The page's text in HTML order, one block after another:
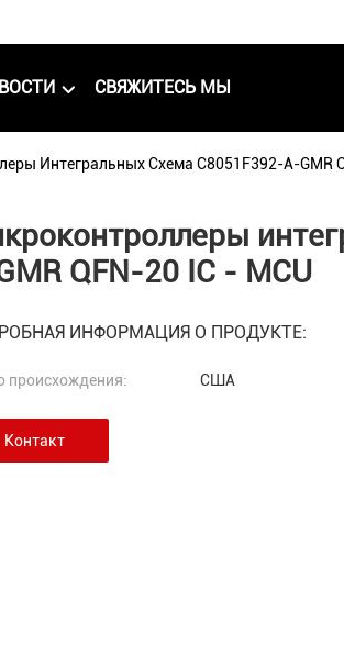
СВЯЖИТЕСЬ МЫ
Интегральных Схема C8051F392-A-GMR
QFN-20 IC - MCU
ИНФОРМАЦИЯ О ПРОДУКТЕ:
происхождения: США
Контакт